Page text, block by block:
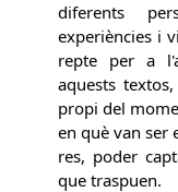
diferents
experiències i
repte per a
aquests
propi del
en què van ser
res, poder
que traspuen.